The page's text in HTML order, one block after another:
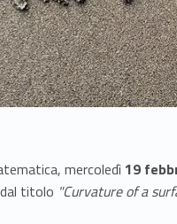
mercoledì 19
titolo "Curvature of a